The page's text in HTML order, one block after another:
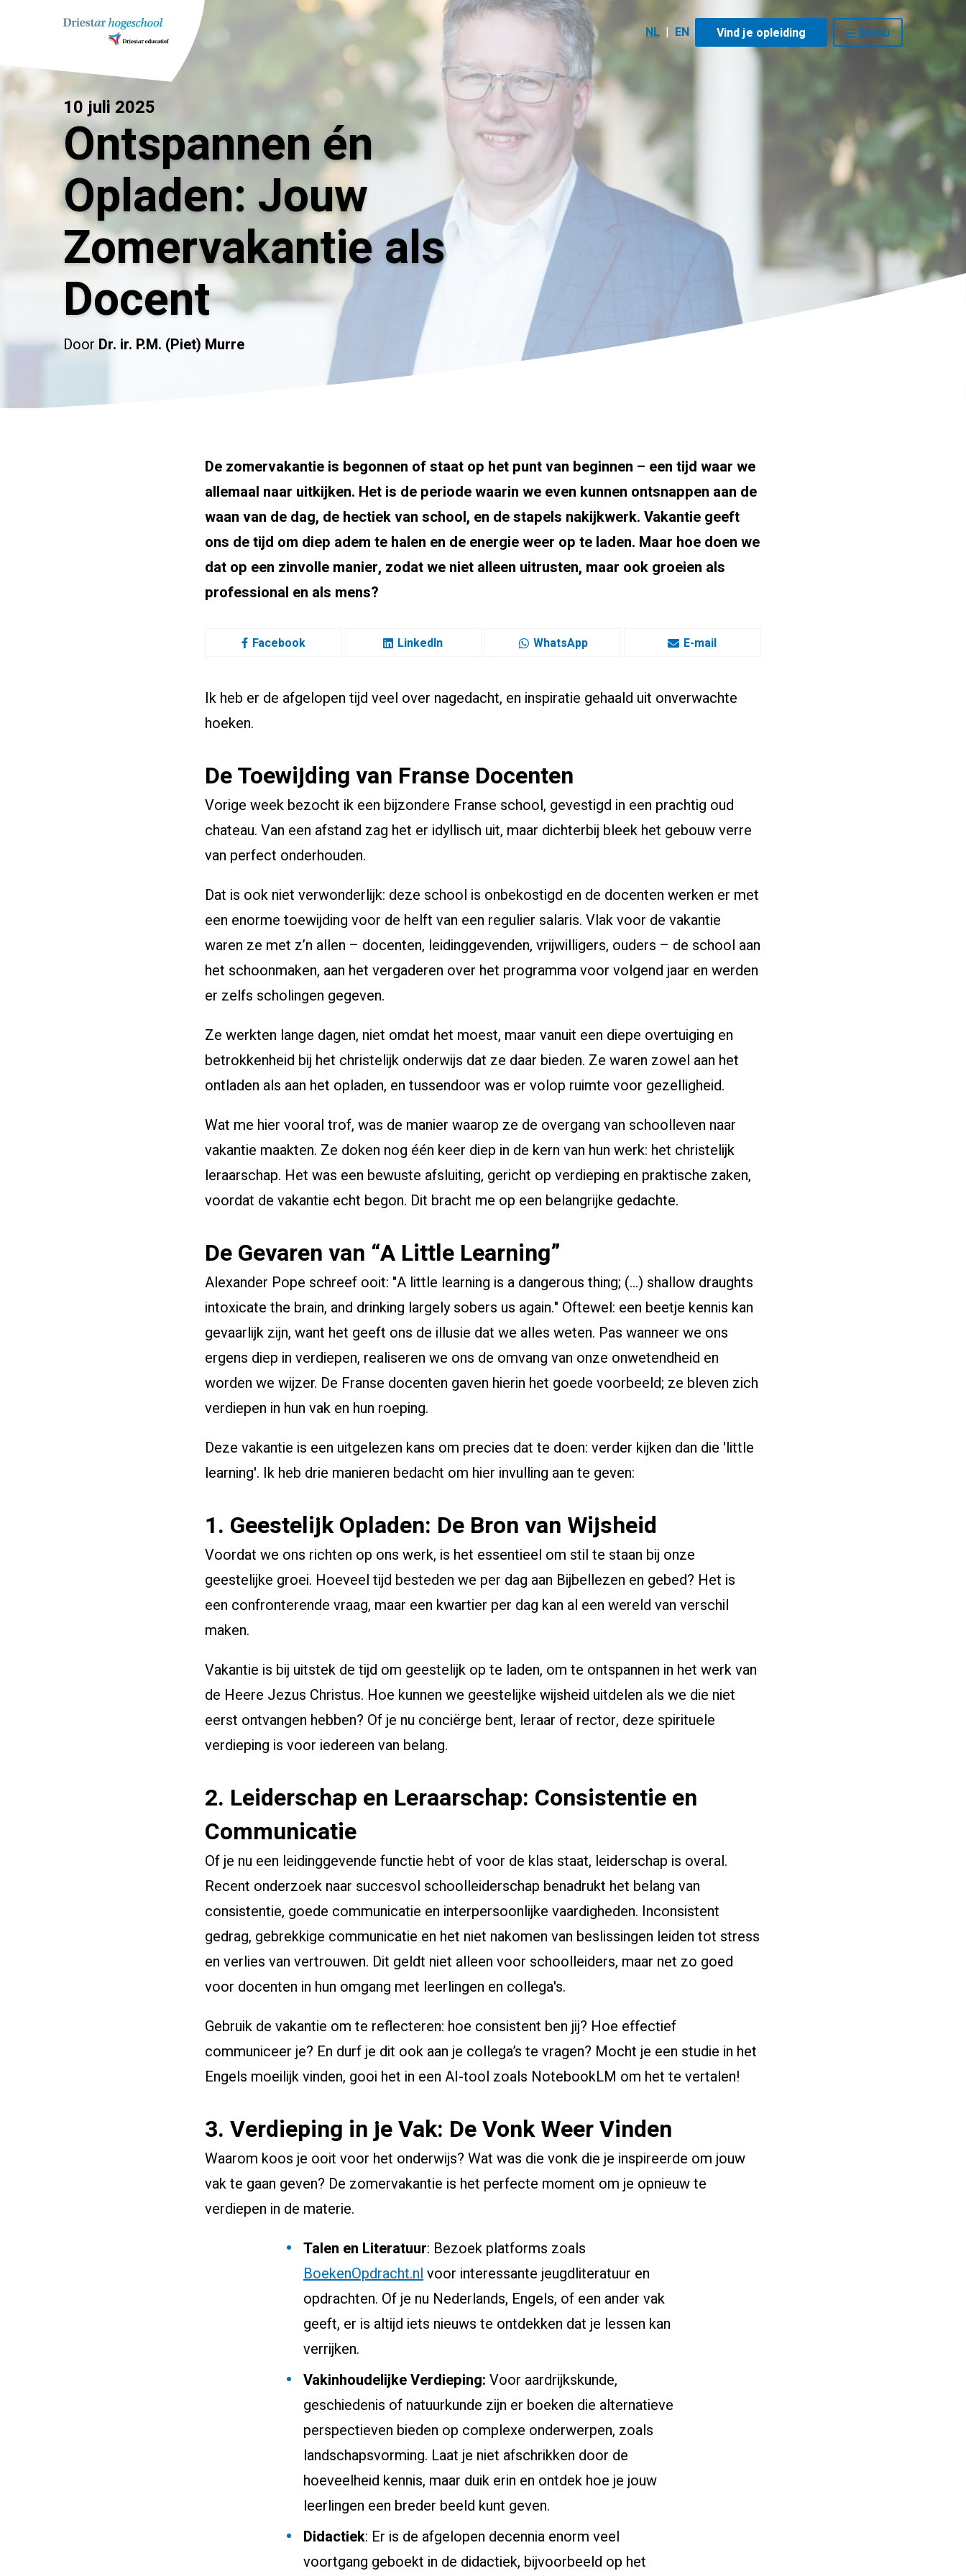
inhoud
NL | EN Vind je opleiding Menu
10 juli 2025
Ontspannen én
Opladen: Jouw
Zomervakantie als
Docent
Door Dr. ir. P.M. (Piet) Murre
De zomervakantie is begonnen of staat op het punt van beginnen – een tijd waar we
allemaal naar uitkijken. Het is de periode waarin we even kunnen ontsnappen aan de
waan van de dag, de hectiek van school, en de stapels nakijkwerk. Vakantie geeft
ons de tijd om diep adem te halen en de energie weer op te laden. Maar hoe doen we
dat op een zinvolle manier, zodat we niet alleen uitrusten, maar ook groeien als
professional en als mens?
Facebook LinkedIn WhatsApp E-mail
Ik heb er de afgelopen tijd veel over nagedacht, en inspiratie gehaald uit onverwachte
hoeken.
De Toewijding van Franse Docenten
Vorige week bezocht ik een bijzondere Franse school, gevestigd in een prachtig oud
chateau. Van een afstand zag het er idyllisch uit, maar dichterbij bleek het gebouw verre
van perfect onderhouden.
Dat is ook niet verwonderlijk: deze school is onbekostigd en de docenten werken er met
een enorme toewijding voor de helft van een regulier salaris. Vlak voor de vakantie
waren ze met z’n allen – docenten, leidinggevenden, vrijwilligers, ouders – de school aan
het schoonmaken, aan het vergaderen over het programma voor volgend jaar en werden
er zelfs scholingen gegeven.
Ze werkten lange dagen, niet omdat het moest, maar vanuit een diepe overtuiging en
betrokkenheid bij het christelijk onderwijs dat ze daar bieden. Ze waren zowel aan het
ontladen als aan het opladen, en tussendoor was er volop ruimte voor gezelligheid.
Wat me hier vooral trof, was de manier waarop ze de overgang van schoolleven naar
vakantie maakten. Ze doken nog één keer diep in de kern van hun werk: het christelijk
leraarschap. Het was een bewuste afsluiting, gericht op verdieping en praktische zaken,
voordat de vakantie echt begon. Dit bracht me op een belangrijke gedachte.
De Gevaren van “A Little Learning”
Alexander Pope schreef ooit: "A little learning is a dangerous thing; (…) shallow draughts
intoxicate the brain, and drinking largely sobers us again." Oftewel: een beetje kennis kan
gevaarlijk zijn, want het geeft ons de illusie dat we alles weten. Pas wanneer we ons
ergens diep in verdiepen, realiseren we ons de omvang van onze onwetendheid en
worden we wijzer. De Franse docenten gaven hierin het goede voorbeeld; ze bleven zich
verdiepen in hun vak en hun roeping.
Deze vakantie is een uitgelezen kans om precies dat te doen: verder kijken dan die 'little
learning'. Ik heb drie manieren bedacht om hier invulling aan te geven:
1. Geestelijk Opladen: De Bron van Wijsheid
Voordat we ons richten op ons werk, is het essentieel om stil te staan bij onze
geestelijke groei. Hoeveel tijd besteden we per dag aan Bijbellezen en gebed? Het is
een confronterende vraag, maar een kwartier per dag kan al een wereld van verschil
maken.
Vakantie is bij uitstek de tijd om geestelijk op te laden, om te ontspannen in het werk van
de Heere Jezus Christus. Hoe kunnen we geestelijke wijsheid uitdelen als we die niet
eerst ontvangen hebben? Of je nu conciërge bent, leraar of rector, deze spirituele
verdieping is voor iedereen van belang.
2. Leiderschap en Leraarschap: Consistentie en
Communicatie
Of je nu een leidinggevende functie hebt of voor de klas staat, leiderschap is overal.
Recent onderzoek naar succesvol schoolleiderschap benadrukt het belang van
consistentie, goede communicatie en interpersoonlijke vaardigheden. Inconsistent
gedrag, gebrekkige communicatie en het niet nakomen van beslissingen leiden tot stress
en verlies van vertrouwen. Dit geldt niet alleen voor schoolleiders, maar net zo goed
voor docenten in hun omgang met leerlingen en collega's.
Gebruik de vakantie om te reflecteren: hoe consistent ben jij? Hoe effectief
communiceer je? En durf je dit ook aan je collega’s te vragen? Mocht je een studie in het
Engels moeilijk vinden, gooi het in een AI-tool zoals NotebookLM om het te vertalen!
3. Verdieping in je Vak: De Vonk Weer Vinden
Waarom koos je ooit voor het onderwijs? Wat was die vonk die je inspireerde om jouw
vak te gaan geven? De zomervakantie is het perfecte moment om je opnieuw te
verdiepen in de materie.
Talen en Literatuur: Bezoek platforms zoals
BoekenOpdracht.nlvoor interessante jeugdliteratuur en
opdrachten. Of je nu Nederlands, Engels, of een ander vak
geeft, er is altijd iets nieuws te ontdekken dat je lessen kan
verrijken.
Vakinhoudelijke Verdieping: Voor aardrijkskunde,
geschiedenis of natuurkunde zijn er boeken die alternatieve
perspectieven bieden op complexe onderwerpen, zoals
landschapsvorming. Laat je niet afschrikken door de
hoeveelheid kennis, maar duik erin en ontdek hoe je jouw
leerlingen een breder beeld kunt geven.
Didactiek: Er is de afgelopen decennia enorm veel
voortgang geboekt in de didactiek, bijvoorbeeld op het